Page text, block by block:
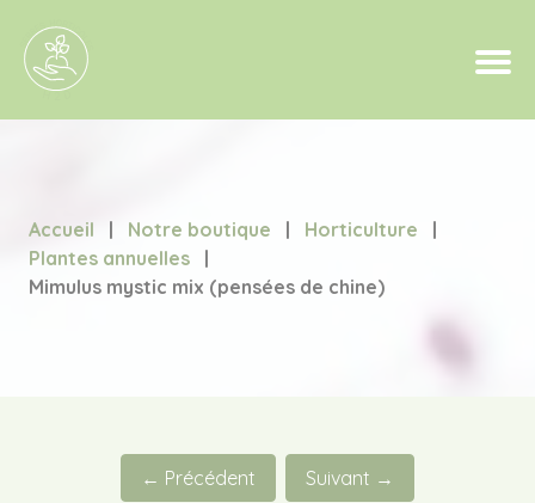
Accueil | Notre boutique | Horticulture
|
Plantes annuelles
|
Mimulus mystic mix (pensées de chine)
← Précédent Suivant →